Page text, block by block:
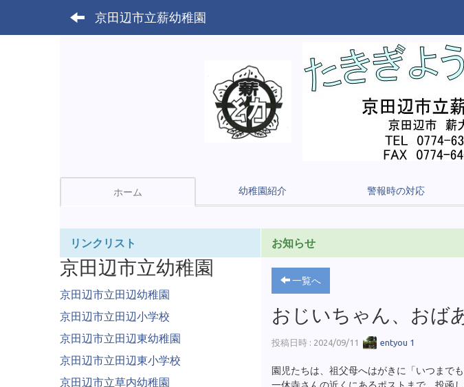
京田辺市立薪幼稚園
ホーム 幼稚園紹介 警報時の対応
お知らせ
一覧へ
おじいちゃん、おば
投稿日時 : 2024/09/11 entyou 1
園児たちは、祖父母へはがきに「いつまで
リンクリスト
京田辺市立幼稚園
京田辺市立田辺幼稚園
京田辺市立田辺小学校
京田辺市立田辺東幼稚園
京田辺市立田辺東小学校
京田辺市立草内幼稚園